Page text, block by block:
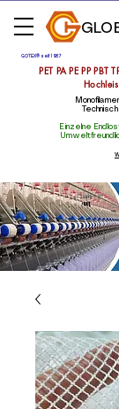
GOTEX® seit 1987
Einzelne
PET PA PE PP PBT